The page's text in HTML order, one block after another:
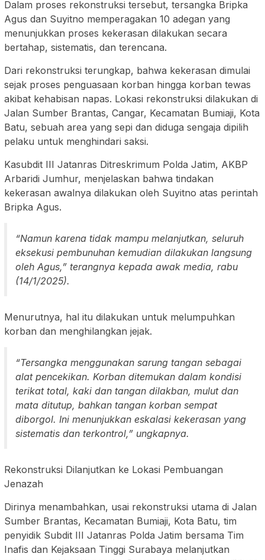
Dalam proses rekonstruksi tersebut, tersangka Bripka
Agus dan Suyitno memperagakan 10 adegan yang
menunjukkan proses kekerasan dilakukan secara
bertahap, sistematis, dan terencana.
Dari rekonstruksi terungkap, bahwa kekerasan dimulai
sejak proses penguasaan korban hingga korban tewas
akibat kehabisan napas. Lokasi rekonstruksi dilakukan di
Jalan Sumber Brantas, Cangar, Kecamatan Bumiaji, Kota
Batu, sebuah area yang sepi dan diduga sengaja dipilih
pelaku untuk menghindari saksi.
Kasubdit III Jatanras Ditreskrimum Polda Jatim, AKBP
Arbaridi Jumhur, menjelaskan bahwa tindakan
kekerasan awalnya dilakukan oleh Suyitno atas perintah
Bripka Agus.
“Namun karena tidak mampu melanjutkan, seluruh
eksekusi pembunuhan kemudian dilakukan langsung
oleh Agus,” terangnya kepada awak media, rabu
(14/1/2025).
Menurutnya, hal itu dilakukan untuk melumpuhkan
korban dan menghilangkan jejak.
“Tersangka menggunakan sarung tangan sebagai
alat pencekikan. Korban ditemukan dalam kondisi
terikat total, kaki dan tangan dilakban, mulut dan
mata ditutup, bahkan tangan korban sempat
diborgol. Ini menunjukkan eskalasi kekerasan yang
sistematis dan terkontrol,” ungkapnya.
Rekonstruksi Dilanjutkan ke Lokasi Pembuangan
Jenazah
Dirinya menambahkan, usai rekonstruksi utama di Jalan
Sumber Brantas, Kecamatan Bumiaji, Kota Batu, tim
penyidik Subdit III Jatanras Polda Jatim bersama Tim
Inafis dan Kejaksaan Tinggi Surabaya melanjutkan